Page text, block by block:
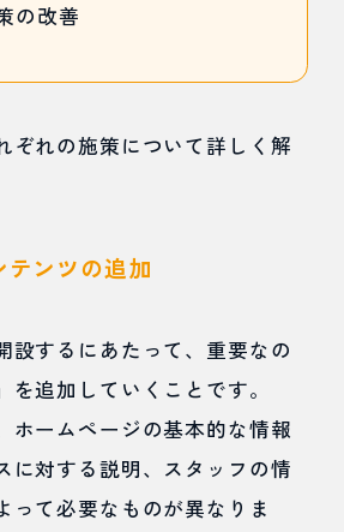
の改善
ぞれの施策について詳しく解
ンツの追加
設するにあたって、重要なの
を追加していくことです。
ホームページの基本的な情報
に対する説明、スタッフの情
って必要なものが異なりま